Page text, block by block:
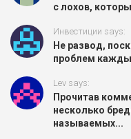
с лохов,
Инвестиции says:
Не развод,
проблем
Lev says:
Прочитав
несколько
называемых...